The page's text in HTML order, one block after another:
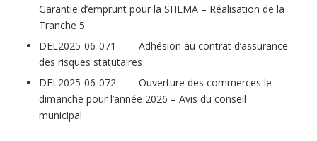
Garantie d’emprunt pour la SHEMA – Réalisation de la
Tranche 5
DEL2025-06-071 Adhésion au contrat d’assurance
des risques statutaires
DEL2025-06-072 Ouverture des commerces le
dimanche pour l’année 2026 – Avis du conseil
municipal